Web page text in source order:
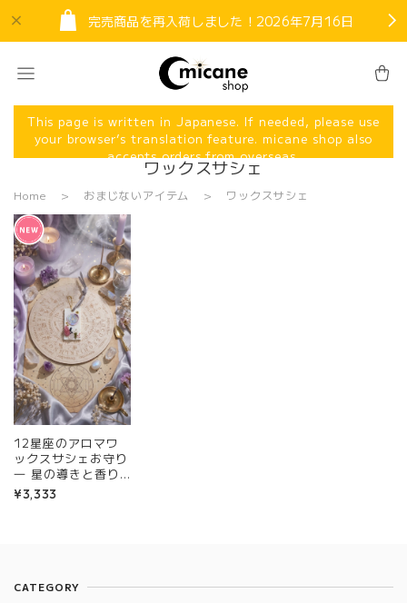
完売商品を再入荷しました！2026年7月16日
This page is written in Japanese. If needed, please use
your browser’s translation feature. micane shop also
accepts orders from overseas.
ワックスサシェ
Home おまじないアイテム ワックスサシェ
12星座のアロマワ
ックスサシェお守り
― 星の導きと香り
を閉じ込めた、小さ
な魔女の護り June
¥3,333
CATEGORY